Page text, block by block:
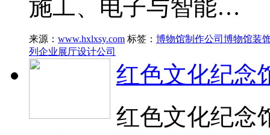
施工、电子与智能…
来源： www.hxlxsy.com 标签： 博物馆制作公司 博物馆装
列 企业展厅设计公司
红色文化纪念
红色文化纪念